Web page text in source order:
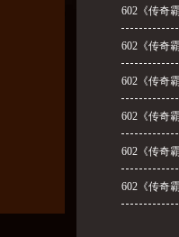
602《传奇
602《传奇
602《传奇
602《传奇
602《传奇
602《传奇